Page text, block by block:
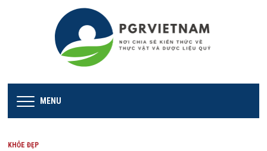
MENU
KHỎE ĐẸP